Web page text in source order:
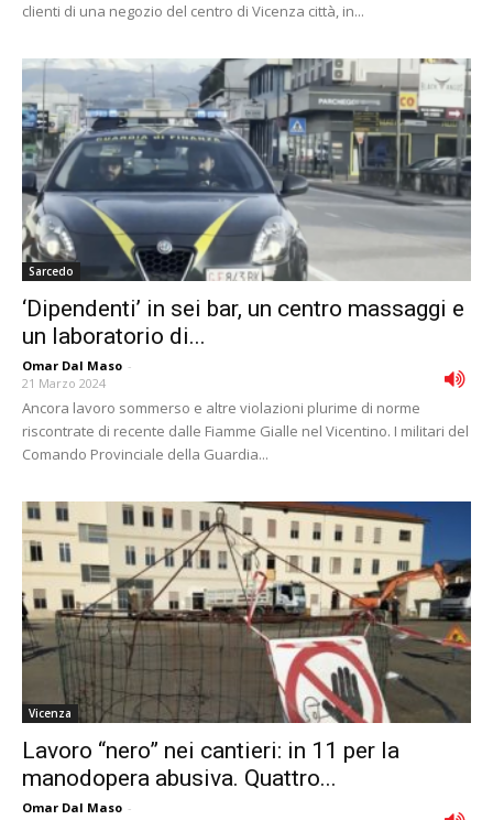
clienti di una negozio del centro di Vicenza città, in...
Sarcedo
‘Dipendenti’ in sei bar, un centro massaggi e
un laboratorio di...
Omar Dal Maso -
21 Marzo 2024
Ancora lavoro sommerso e altre violazioni plurime di norme
riscontrate di recente dalle Fiamme Gialle nel Vicentino. I militari del
Comando Provinciale della Guardia...
Vicenza
Lavoro “nero” nei cantieri: in 11 per la
manodopera abusiva. Quattro...
Omar Dal Maso -